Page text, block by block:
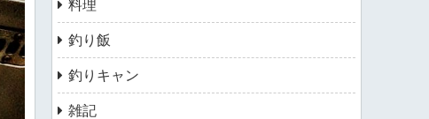
料理
釣り飯
釣りキャン
雑記